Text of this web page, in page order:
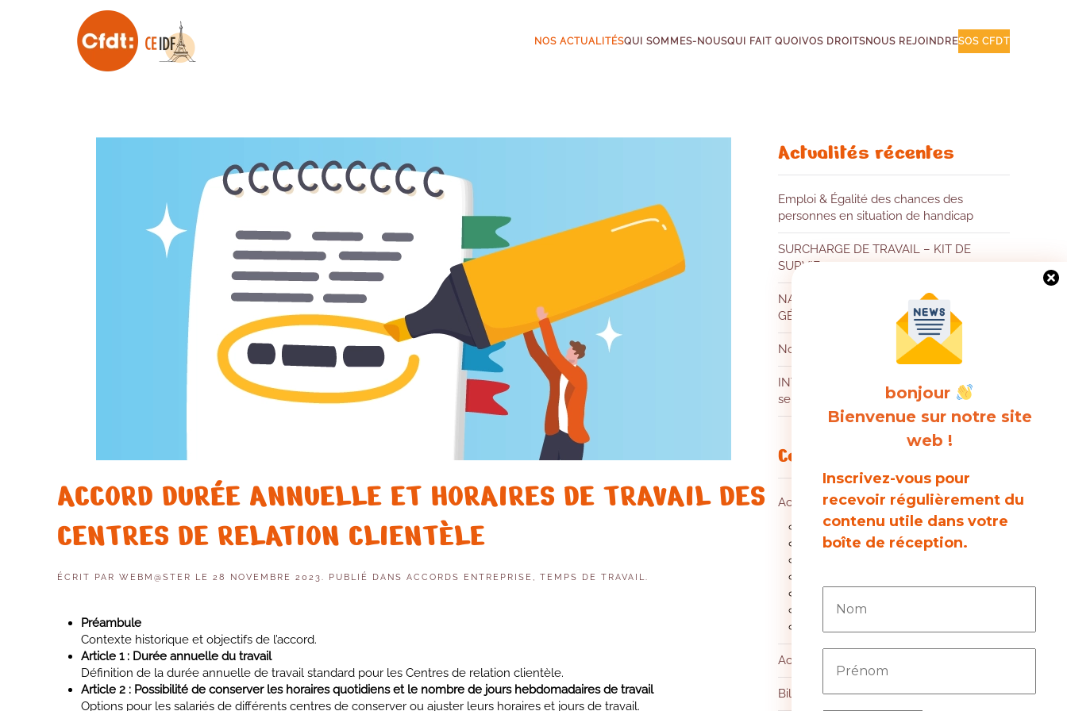
Skip to main content NOS ACTUALITÉSQUI SOMMES-NOUSQUI FAIT QUOIVOS DROITSNOUS REJOINDRESOS CFDT
ACCORD DURÉE ANNUELLE ET HORAIRES DE TRAVAIL DES
CENTRES DE RELATION CLIENTÈLE
ÉCRIT PAR WEBM@STER LE 28 NOVEMBRE 2023. PUBLIÉ DANS ACCORDS ENTREPRISE, TEMPS DE TRAVAIL.
Préambule
Contexte historique et objectifs de l’accord.
Article 1 : Durée annuelle du travail
Définition de la durée annuelle de travail standard pour les Centres de relation clientèle.
Article 2 : Possibilité de conserver les horaires quotidiens et le nombre de jours hebdomadaires de travail
Options pour les salariés de différents centres de conserver ou ajuster leurs horaires et jours de travail.
bonjour
Bienvenue sur notre site
web !
Inscrivez-vous pour
recevoir régulièrement du
contenu utile dans votre
boîte de réception.
Actualités récentes
Emploi & Égalité des chances des
personnes en situation de handicap
SURCHARGE DE TRAVAIL – KIT DE
SURVIE
NAO & PEE 2026 : UNE AUGMENTATION
GÉNÉRALE POUR TOUS
Nouvelle année, nouveaux objectifs
INTEMPERIES les leçons à tirer d’une
semaine difficile !
Catégories
Accords entreprise
Dispositions sociales diverses
E-agence
Actualités
Billet d'humeur